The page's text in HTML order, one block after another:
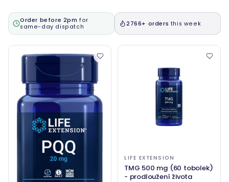
Order before 2pm for
same-day dispatch
2766+ orders this week
LIFE EXTENSION
TMG 500 mg (60 tobolek)
- prodloužení života